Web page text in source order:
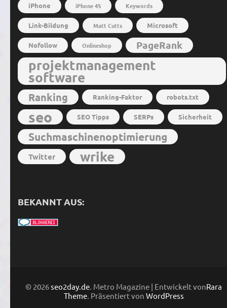
iPhone iPhone 4S Keywords
Link-Bildung Matt Cutts Microsoft
Nofollow Onlineshop PageRank
projektmanagement
software
Ranking Ranking-Faktor robots.txt
seo SEO Tipps SERPs Sicherheit
Suchmaschinenoptimierung
Twitter wrike
BEKANNT AUS:
© 2026seo2day.de . Metro Magazine | Entwickelt vonRara
Theme. Präsentiert von WordPress